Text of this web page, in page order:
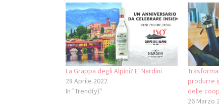
La Grappa degli Alpini? E' Nardini
28 Aprile 2022
In "Trend(y)"
produrre
delle
26 Marzo